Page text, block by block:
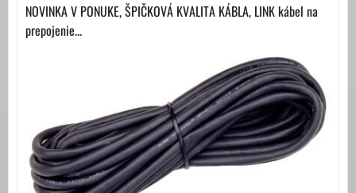
NOVINKA V PONUKE, ŠPIČKOVÁ KVALITA KÁBLA, LINK kábel na
prepojenie...